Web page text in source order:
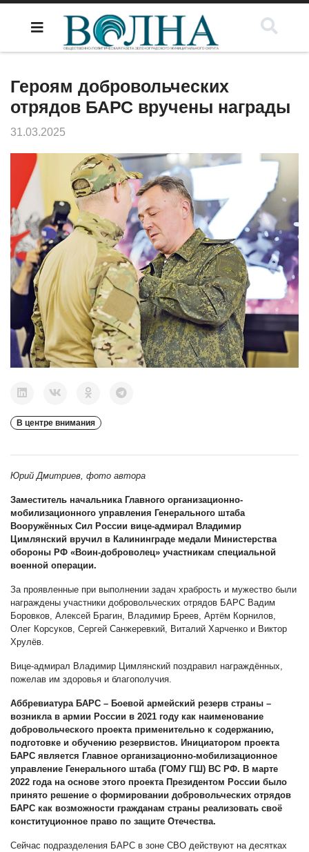
Героям добровольческих
отрядов БАРС вручены награды
31.03.2025
В центре внимания
Юрий Дмитриев, фото автора
Заместитель начальника Главного организационно-
мобилизационного управления Генерального штаба
Вооружённых Сил России вице-адмирал Владимир
Цимлянский вручил в Калининграде медали Министерства
обороны РФ «Воин-доброволец» участникам специальной
военной операции.
За проявленные при выполнении задач храбрость и мужество были
награждены участники добровольческих отрядов БАРС Вадим
Боровков, Алексей Брагин, Владимир Бреев, Артём Корнилов,
Олег Корсуков, Сергей Санжеревкий, Виталий Харченко и Виктор
Хрулёв.
Вице-адмирал Владимир Цимлянский поздравил награждённых,
пожелав им здоровья и благополучия.
Аббревиатура БАРС – Боевой армейский резерв страны –
возникла в армии России в 2021 году как наименование
добровольческого проекта применительно к содержанию,
подготовке и обучению резервистов. Инициатором проекта
БАРС является Главное организационно-мобилизационное
управление Генерального штаба (ГОМУ ГШ) ВС РФ. В марте
2022 года на основе этого проекта Президентом России было
принято решение о формировании добровольческих отрядов
БАРС как возможности гражданам страны реализовать своё
конституционное право по защите Отечества.
Сейчас подразделения БАРС в зоне СВО действуют на десятках